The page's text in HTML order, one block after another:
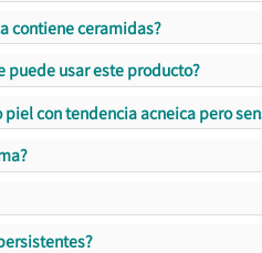
contiene ceramidas?
puede usar este producto?
piel con tendencia acneica pero